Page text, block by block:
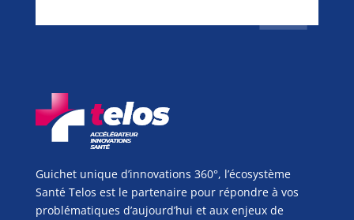
Guichet unique d’innovations 360°, l’écosystème
Santé Telos est le partenaire pour répondre à vos
problématiques d’aujourd’hui et aux enjeux de